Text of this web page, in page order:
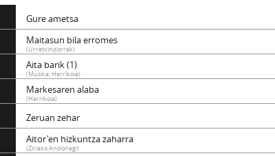
Gure ametsa
Maitasun bila erromes
(Urretxindorrak)
Aita barik (1)
(Musika: Herrikoia)
Markesaren alaba
(Herrikoia)
Zeruan zehar
Aitor'en hizkuntza zaharra
(Ziriako Andonegi)